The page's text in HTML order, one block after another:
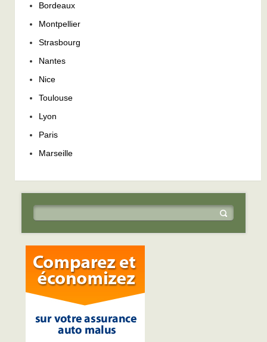
Bordeaux
Montpellier
Strasbourg
Nantes
Nice
Toulouse
Lyon
Paris
Marseille